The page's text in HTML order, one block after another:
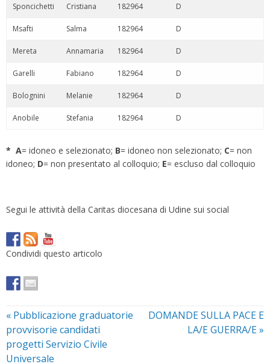
Sponcichetti Cristiana 182964 D
Msafti Salma 182964 D
Mereta Annamaria 182964 D
Garelli Fabiano 182964 D
Bolognini Melanie 182964 D
Anobile Stefania 182964 D
* A= idoneo e selezionato; B= idoneo non selezionato; C= non
idoneo; D= non presentato al colloquio; E= escluso dal colloquio
Segui le attività della Caritas diocesana di Udine sui social
Condividi questo articolo
« Pubblicazione graduatorie
provvisorie candidati
progetti Servizio Civile
Universale
DOMANDE SULLA PACE E
LA/E GUERRA/E»